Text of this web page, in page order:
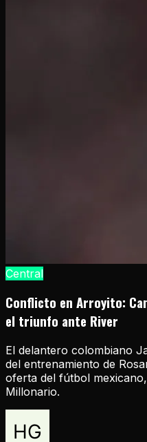
Central
Conflicto en Arroyito:
el triunfo ante River
El delantero colombiano
del entrenamiento de
oferta del fútbol
Millonario.